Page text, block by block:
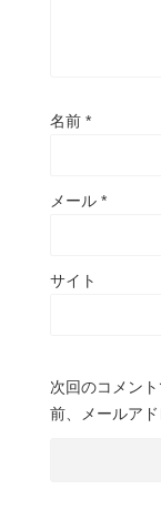
名前 *
メール *
サイト
次回のコメン
前、メールアド